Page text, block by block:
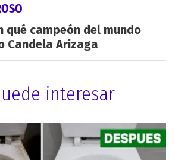
qué campeón del mundo
Candela Arizaga
interesar